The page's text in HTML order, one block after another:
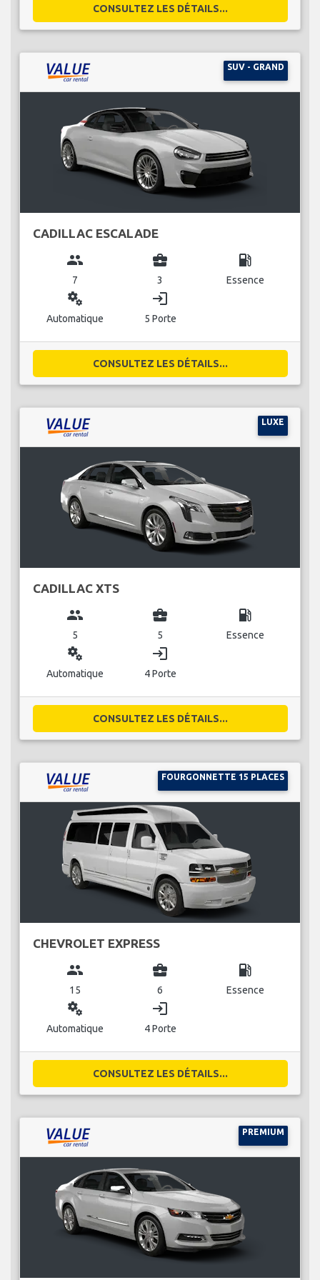
CONSULTEZ LES DÉTAILS...
SUV - GRAND
CADILLAC ESCALADE
group
7
business_center
3
local_gas_station
Essence
miscellaneous_services
Automatique
login
5 Porte
CONSULTEZ LES DÉTAILS...
LUXE
CADILLAC XTS
group
5
business_center
5
local_gas_station
Essence
miscellaneous_services
Automatique
login
4 Porte
CONSULTEZ LES DÉTAILS...
FOURGONNETTE 15 PLACES
CHEVROLET EXPRESS
group
15
business_center
6
local_gas_station
Essence
miscellaneous_services
Automatique
login
4 Porte
CONSULTEZ LES DÉTAILS...
PREMIUM